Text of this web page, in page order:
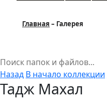
Главная Галерея
Назад В начало коллекции
Тадж Махал